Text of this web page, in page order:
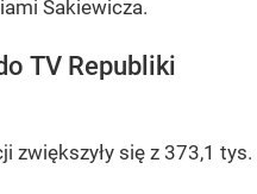
Sakiewicza.
TV Republiki
zwiększyły się z 373,1 tys.